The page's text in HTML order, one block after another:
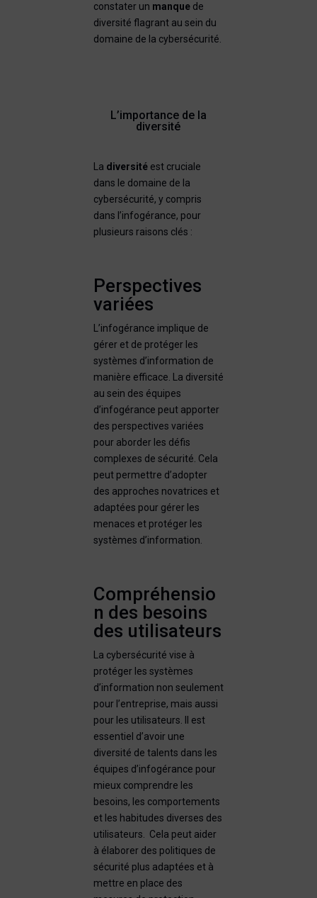
constater un manquede
diversité flagrant au sein du
domaine de la cybersécurité.
L’importance de la
diversité
La diversitéest cruciale
dans le domaine de la
cybersécurité, y compris
dans l’infogérance, pour
plusieurs raisons clés :
Perspectives
variées
L’infogérance implique de
gérer et de protéger les
systèmes d’information de
manière efficace. La diversité
au sein des équipes
d’infogérance peut apporter
des perspectives variées
pour aborder les défis
complexes de sécurité. Cela
peut permettre d’adopter
des approches novatrices et
adaptées pour gérer les
menaces et protéger les
systèmes d’information.
Compréhensio
n des besoins
des utilisateurs
La cybersécurité vise à
protéger les systèmes
d’information non seulement
pour l’entreprise, mais aussi
pour les utilisateurs. Il est
essentiel d’avoir une
diversité de talents dans les
équipes d’infogérance pour
mieux comprendre les
besoins, les comportements
et les habitudes diverses des
utilisateurs. Cela peut aider
à élaborer des politiques de
sécurité plus adaptées et à
mettre en place des